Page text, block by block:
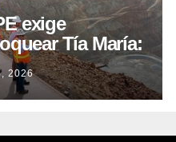
exige
Tía María:
de
que Perú
años
2026